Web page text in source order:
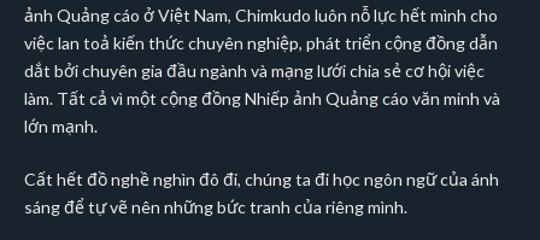
ảnh Quảng cáo ở Việt Nam, Chimkudo luôn nỗ lực hết mình cho
việc lan toả kiến thức chuyên nghiệp, phát triển cộng đồng dẫn
dắt bởi chuyên gia đầu ngành và mạng lưới chia sẻ cơ hội việc
làm. Tất cả vì một cộng đồng Nhiếp ảnh Quảng cáo văn minh và
lớn mạnh.
Cất hết đồ nghề nghìn đô đi, chúng ta đi học ngôn ngữ của ánh
sáng để tự vẽ nên những bức tranh của riêng mình.